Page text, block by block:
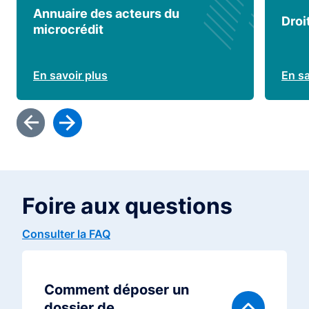
Annuaire des acteurs du
microcrédit
En savoir plus En
Foire aux questions
Consulter la FAQ
Comment déposer un